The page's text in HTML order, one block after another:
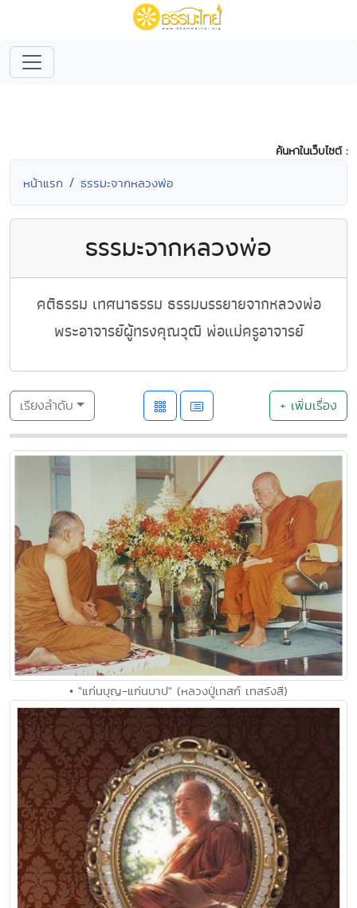
ค้นหาในเว็บไซต์ :
หน้าแรก ธรรมะจากหลวงพ่อ
ธรรมะจากหลวงพ่อ
คติธรรม เทศนาธรรม ธรรมบรรยายจากหลวงพ่อ
พระอาจารย์ผู้ทรงคุณวุฒิ พ่อแม่ครูอาจารย์
เรียงลำดับ + เพิ่มเรื่อง
• "แก่นบุญ-แก่นบาป" (หลวงปู่เทสก์ เทสรังสี)